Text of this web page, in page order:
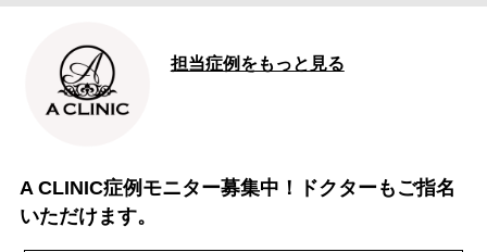
担当症例をもっと見る
A CLINIC症例モニター募集中！ドクターもご指名
いただけます。